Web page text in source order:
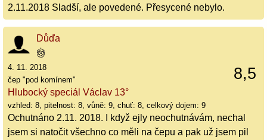
2.11.2018 Sladší, ale povedené. Přesycené nebylo.
Důďa
8,5
4. 11. 2018
čep "pod komínem"
Hlubocký speciál Václav 13°
vzhled: 8, pitelnost: 8, vůně: 9, chuť: 8, celkový dojem: 9
Ochutnáno 2.11. 2018. I když ejly neochutnávám, nechal
jsem si natočit všechno co měli na čepu a pak už jsem pil